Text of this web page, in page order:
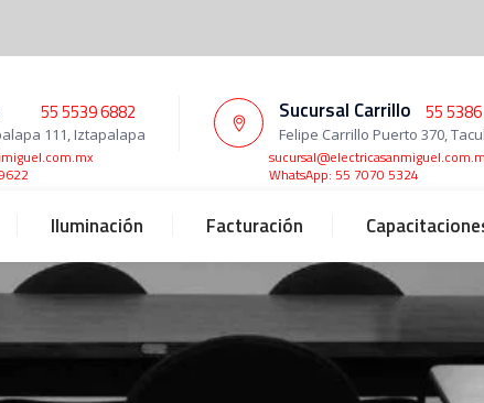
55 5539 6882
111, Iztapalapa
55
Sucursal Carrillo
Felipe Carrillo Puerto 370,
WhatsApp: 55 7070 5324
Iluminación Facturación